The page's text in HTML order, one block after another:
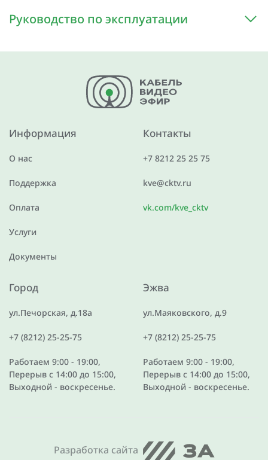
Руководство по эксплуатации
Информация
О нас
Поддержка
Оплата
Услуги
Документы
Контакты
+7 8212 25 25 75
kve@cktv.ru
vk.com/kve_cktv
Город
ул.Печорская, д.18а
+7 (8212) 25-25-75
Работаем 9:00 - 19:00,
Перерыв с 14:00 до 15:00,
Выходной - воскресенье.
Эжва
ул.Маяковского, д.9
+7 (8212) 25-25-75
Работаем 9:00 - 19:00,
Перерыв с 14:00 до 15:00,
Выходной - воскресенье.
Разработка сайта